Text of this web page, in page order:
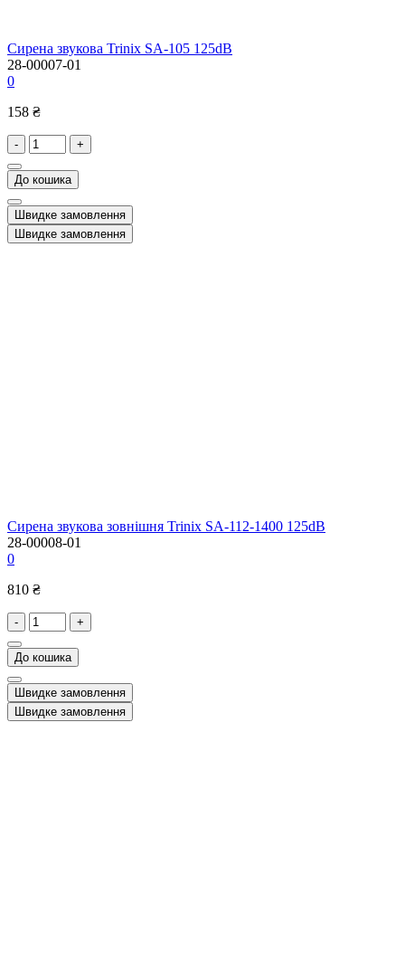
Сирена звукова Trinix SA-105 125dB
28-00007-01
0
158 ₴
- +
До кошика
Швидке замовлення
Швидке замовлення
Сирена звукова зовнішня Trinix SA-112-1400 125dB
28-00008-01
0
810 ₴
- +
До кошика
Швидке замовлення
Швидке замовлення